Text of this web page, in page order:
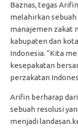
Baznas, tegas
melahirkan
manajemen zakat
kabupaten dan
Indonesia. “Kita
kesepakatan
perzakatan
Arifin berharap dari
sebuah resolusi
menjadi